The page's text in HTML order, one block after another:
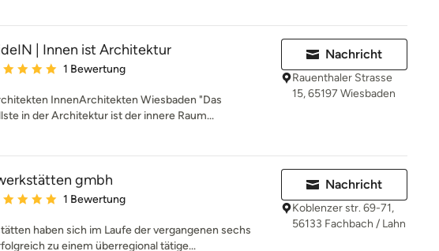
| Innen ist Architektur
Bewertung: 5 von 5 Sternen
1 Bewertung
InnenArchitekten Wiesbaden "Das
in der Architektur ist der innere Raum...
Nachricht
Rauenthaler Strasse
15, 65197 Wiesbaden
gmbh
Bewertung: 5 von 5 Sternen
1 Bewertung
haben sich im Laufe der vergangenen sechs
zu einem überregional tätige...
Nachricht
Koblenzer str. 69-71,
56133 Fachbach / Lahn